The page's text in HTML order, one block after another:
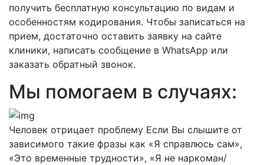
получить бесплатную консультацию по видам и
особенностям кодирования. Чтобы записаться на
прием, достаточно оставить заявку на сайте
клиники, написать сообщение в WhatsApp или
заказать обратный звонок.
Мы помогаем в случаях:
Человек отрицает проблему Если Вы слышите от
зависимого такие фразы как «Я справлюсь сам»,
«Это временные трудности», «Я не наркоман/